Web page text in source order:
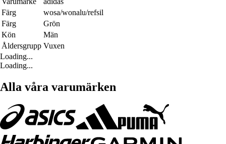
Färg
wosa/wonalu/refsil
Färg
Grön
Kön
Män
Åldersgrupp Vuxen
Loading...
Loading...
Alla våra varumärken